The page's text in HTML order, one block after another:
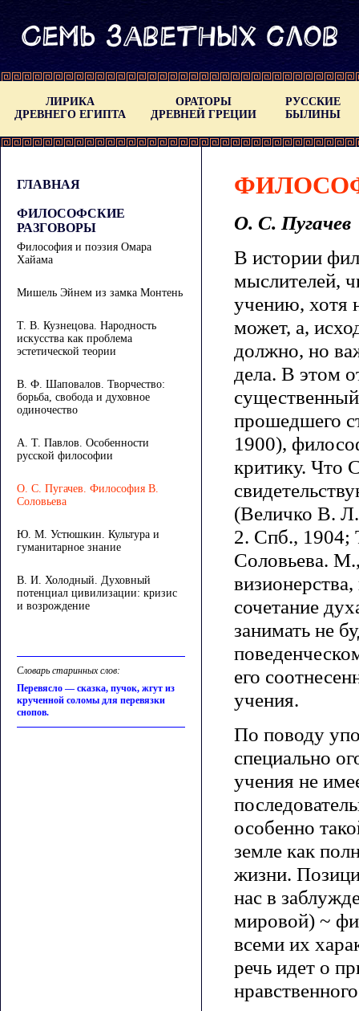
ЛИРИКА
ДРЕВНЕГО ЕГИПТА
ОРАТОРЫ
ДРЕВНЕЙ ГРЕЦИИ
РУССКИЕ
БЫЛИНЫ
ГЛАВНАЯ
ФИЛОСОФСКИЕ
РАЗГОВОРЫ
Философия и поэзия Омара
Хайама
Мишель Эйнем из замка Монтень
Т. В. Кузнецова. Народность
искусства как проблема
эстетической теории
В. Ф. Шаповалов. Творчество:
борьба, свобода и духовное
одиночество
А. Т. Павлов. Особенности
русской философии
О. С. Пугачев. Философия В.
Соловьева
Ю. М. Устюшкин. Культура и
гуманитарное знание
В. И. Холодный. Духовный
потенциал цивилизации: кризис
и возрождение
Словарь старинных слов:
Перевясло — сказка, пучок, жгут из
крученной соломы для перевязки
снопов.
О. С. Пугачев
В истории
мыслителей,
учению, хотя
может, а,
должно, но
дела. В этом
прошедшего
1900),
критику. Что
(Величко В.
2. Спб., 1904;
Соловьева.
сочетание
занимать не
его
учения.
По поводу
специально
учения не
особенно
земле как
жизни.
нас в
мировой) ~
всеми их
речь идет о